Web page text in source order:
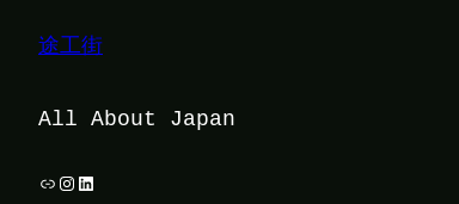
途工街
All About Japan
リンク Instagram LinkedIn